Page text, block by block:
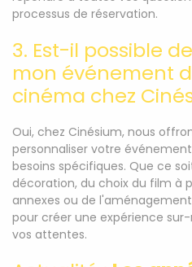
processus de réservation.
3. Est-il possible
mon événement
cinéma chez
Oui, chez Cinésium, nous
personnaliser votre
besoins spécifiques. Que ce
décoration, du choix du film à
annexes ou de
pour créer une expérience
vos attentes.